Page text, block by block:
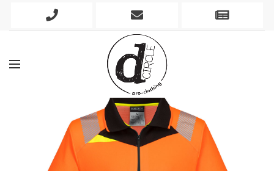
Phone
Mobile